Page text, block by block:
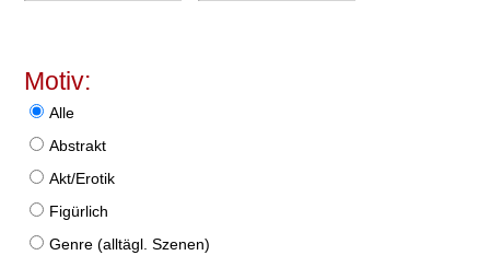
Motiv:
Alle
Abstrakt
Akt/Erotik
Figürlich
Genre (alltägl. Szenen)